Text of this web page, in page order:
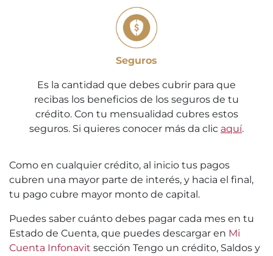
Seguros
Es la cantidad que debes cubrir para que
recibas los beneficios de los seguros de tu
crédito. Con tu mensualidad cubres estos
seguros. Si quieres conocer más da clic aquí.
Como en cualquier crédito, al inicio tus pagos
cubren una mayor parte de interés, y hacia el final,
tu pago cubre mayor monto de capital.
Puedes saber cuánto debes pagar cada mes en tu
Estado de Cuenta, que puedes descargar en Mi
Cuenta Infonavit sección Tengo un crédito, Saldos y